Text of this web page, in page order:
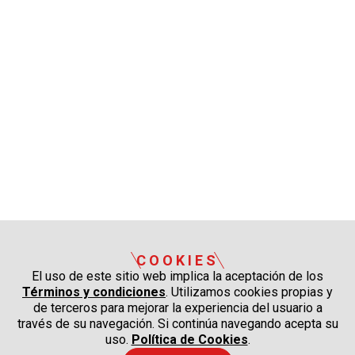
COOKIES
El uso de este sitio web implica la aceptación de los
Términos y condiciones. Utilizamos cookies propias y
de terceros para mejorar la experiencia del usuario a
través de su navegación. Si continúa navegando acepta su
uso. Política de Cookies.